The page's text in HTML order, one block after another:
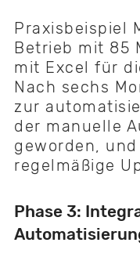
Praxisbeispiel
Betrieb mit 85
mit Excel für
Nach sechs
zur
der manuelle
geworden,
regelmäßige
Phase 3: